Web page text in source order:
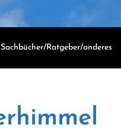
Sachbücher/Ratgeber/anderes